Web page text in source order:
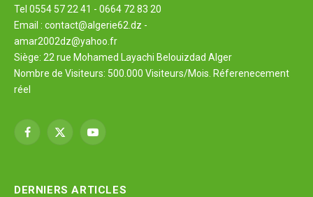
Tel 0554 57 22 41 - 0664 72 83 20
Email : contact@algerie62.dz -
amar2002dz@yahoo.fr
Siège: 22 rue Mohamed Layachi Belouizdad Alger
Nombre de Visiteurs: 500.000 Visiteurs/Mois. Réferenecement
réel
Facebook
X
YouTube
DERNIERS ARTICLES